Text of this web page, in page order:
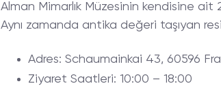
Alman Mimarlık Müzesinin kendisine
Aynı zamanda antika değeri taşıyan
Adres: Schaumainkai 43, 60596
Ziyaret Saatleri: 10:00 – 18:00